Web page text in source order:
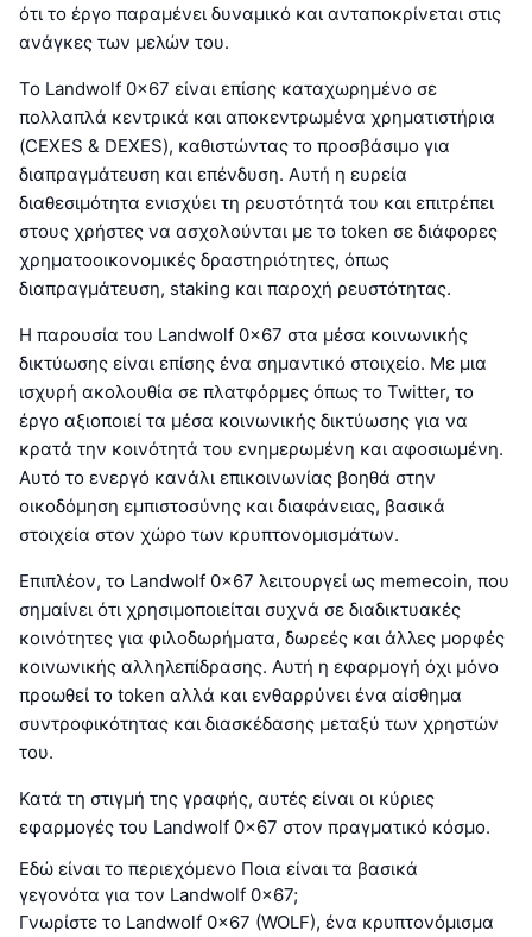
ότι το έργο παραμένει δυναμικό και ανταποκρίνεται στις
ανάγκες των μελών του.
Το Landwolf 0x67 είναι επίσης καταχωρημένο σε
πολλαπλά κεντρικά και αποκεντρωμένα χρηματιστήρια
(CEXES & DEXES), καθιστώντας το προσβάσιμο για
διαπραγμάτευση και επένδυση. Αυτή η ευρεία
διαθεσιμότητα ενισχύει τη ρευστότητά του και επιτρέπει
στους χρήστες να ασχολούνται με το token σε διάφορες
χρηματοοικονομικές δραστηριότητες, όπως
διαπραγμάτευση, staking και παροχή ρευστότητας.
Η παρουσία του Landwolf 0x67 στα μέσα κοινωνικής
δικτύωσης είναι επίσης ένα σημαντικό στοιχείο. Με μια
ισχυρή ακολουθία σε πλατφόρμες όπως το Twitter, το
έργο αξιοποιεί τα μέσα κοινωνικής δικτύωσης για να
κρατά την κοινότητά του ενημερωμένη και αφοσιωμένη.
Αυτό το ενεργό κανάλι επικοινωνίας βοηθά στην
οικοδόμηση εμπιστοσύνης και διαφάνειας, βασικά
στοιχεία στον χώρο των κρυπτονομισμάτων.
Επιπλέον, το Landwolf 0x67 λειτουργεί ως memecoin, που
σημαίνει ότι χρησιμοποιείται συχνά σε διαδικτυακές
κοινότητες για φιλοδωρήματα, δωρεές και άλλες μορφές
κοινωνικής αλληλεπίδρασης. Αυτή η εφαρμογή όχι μόνο
προωθεί το token αλλά και ενθαρρύνει ένα αίσθημα
συντροφικότητας και διασκέδασης μεταξύ των χρηστών
του.
Κατά τη στιγμή της γραφής, αυτές είναι οι κύριες
εφαρμογές του Landwolf 0x67 στον πραγματικό κόσμο.
Εδώ είναι το περιεχόμενο Ποια είναι τα βασικά
γεγονότα για τον Landwolf 0x67;
Γνωρίστε το Landwolf 0x67 (WOLF), ένα κρυπτονόμισμα